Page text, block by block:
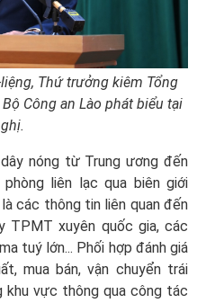
Thứ trưởng kiêm Tổng
Công an Lào phát biểu tại
nóng từ Trung ương đến
liên lạc qua biên giới
các thông tin liên quan đến
TPMT xuyên quốc gia, các
tuý lớn... Phối hợp đánh giá
mua bán, vận chuyển trái
vực thông qua công tác